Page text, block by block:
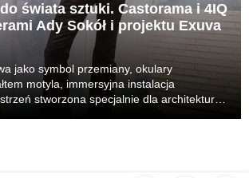
świata sztuki. Castorama i 4IQ
Ady Sokół i projektu Exuva
jako symbol przemiany, okulary
motyla, immersyjna instalacja
stworzona specjalnie dla architektury